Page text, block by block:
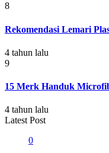
8
Rekomendasi Lemari
4 tahun lalu
9
15 Merk Handuk
4 tahun lalu
Latest Post
0